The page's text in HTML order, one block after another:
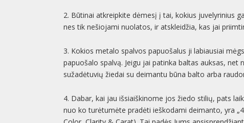
2. Būtinai atkreipkite dėmesį į tai, kokius juvelyrinius
nes tik nešiojami nuolatos, ir atskleidžia, kas jai
3. Kokios metalo spalvos papuošalus ji labiausiai
papuošalo spalvą. Jeigu jai patinka baltas auksas,
sužadėtuvių žiedai su deimantu būna balto arba
4. Dabar, kai jau išsiaiškinome jos žiedo stilių, pats
nuo ko turėtumėte pradėti ieškodami deimanto, yra